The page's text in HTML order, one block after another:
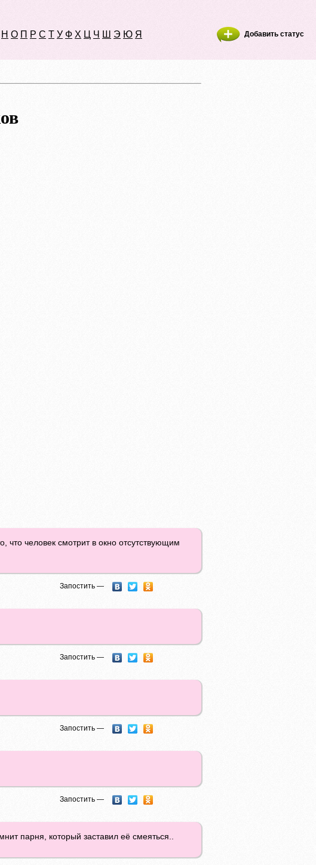
Н О П Р С Т У Ф Х Ц Ч Ш Э Ю Я Добавить статус
человек смотрит в окно отсутствующим
Запостить —
Запостить —
Запостить —
Запостить —
парня, который заставил её смеяться..